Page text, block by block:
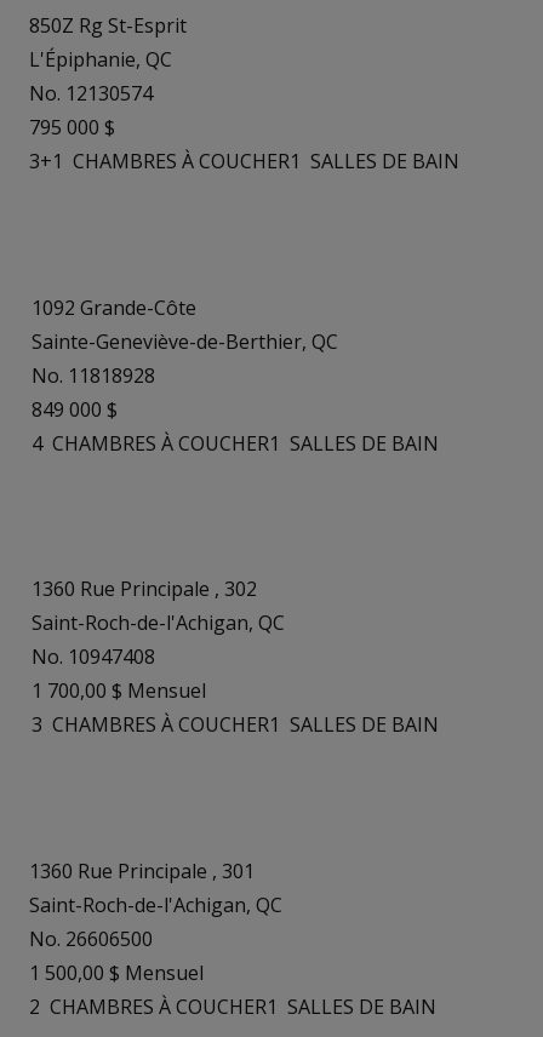
850Z Rg St-Esprit
L'Épiphanie, QC
No. 12130574
795 000 $
3+1 CHAMBRES À COUCHER1 SALLES DE BAIN
1092 Grande-Côte
Sainte-Geneviève-de-Berthier, QC
No. 11818928
849 000 $
4 CHAMBRES À COUCHER1 SALLES DE BAIN
1360 Rue Principale , 302
Saint-Roch-de-l'Achigan, QC
No. 10947408
1 700,00 $ Mensuel
3 CHAMBRES À COUCHER1 SALLES DE BAIN
1360 Rue Principale , 301
Saint-Roch-de-l'Achigan, QC
No. 26606500
1 500,00 $ Mensuel
2 CHAMBRES À COUCHER1 SALLES DE BAIN